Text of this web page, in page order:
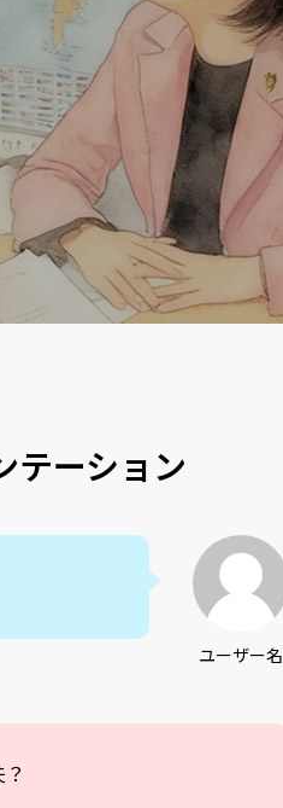
テーション
ユーザー名